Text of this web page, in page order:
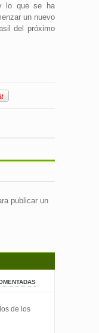
lo que se ha
un nuevo
del próximo
publicar un
de los